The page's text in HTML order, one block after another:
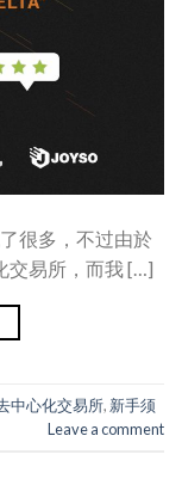
很多，不过由於
交易所，而我 […]
中心化交易所, 新手须
Leave a comment